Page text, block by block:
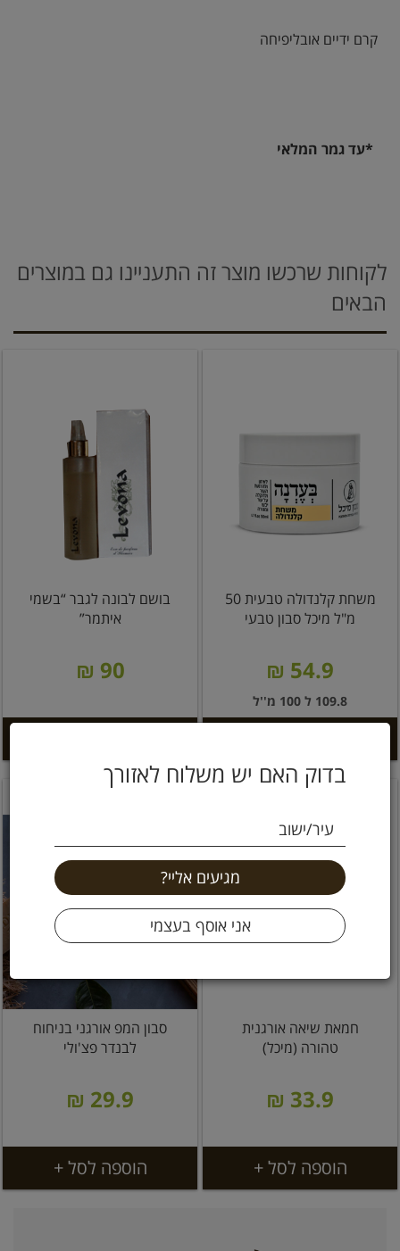
בדוק האם יש משלוח לאזורך
עיר/ישוב
קרם ידיים אובליפיחה
*עד גמר המלאי
לקוחות שרכשו מוצר זה התעניינו גם במוצרים
הבאים
משחת קלנדולה טבעית 50
מ"ל מיכל סבון טבעי
54.9 ₪
109.8 ל 100 מ''ל
בושם לבונה לגבר “בשמי
איתמר”
90 ₪
חמאת שיאה אורגנית
טהורה (מיכל)
33.9 ₪
הוספה לסל +
סבון המפ אורגני בניחוח
לבנדר פצ'ולי
29.9 ₪
הוספה לסל +